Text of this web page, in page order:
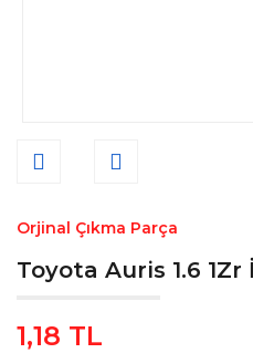
Orjinal Çıkma Parça
Toyota Auris 1.6
1,18 TL